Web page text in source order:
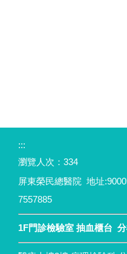
:::
瀏覽人次： 334
屏東榮民總醫院 地址
7557885
1F門診檢驗室 抽血櫃台